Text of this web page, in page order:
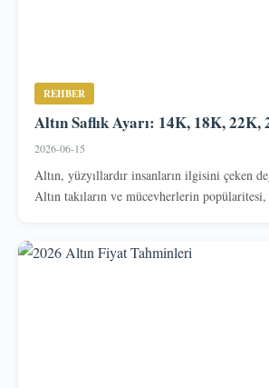
REHBER
Altın Saflık Ayarı: 14K, 18K, 22K,
2026-06-15
Altın, yüzyıllardır insanların ilgisini çeken
Altın takıların ve mücevherlerin